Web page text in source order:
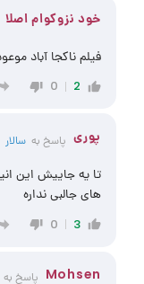
خود نزوکوام اصلا
فیلم ناکجا آباد
2
0
پوری پاسخ به سالار
های جالبی نداره
3
0
Mohsen پاسخ